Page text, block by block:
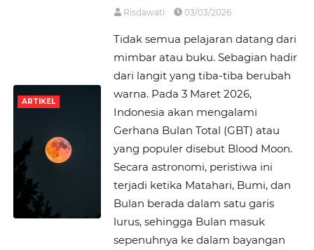
ARTIKEL
Risdawati 03/03/2026
Tidak semua pelajaran datang dari
mimbar atau buku. Sebagian hadir
dari langit yang tiba-tiba berubah
warna. Pada 3 Maret 2026,
Indonesia akan mengalami
Gerhana Bulan Total (GBT) atau
yang populer disebut Blood Moon.
Secara astronomi, peristiwa ini
terjadi ketika Matahari, Bumi, dan
Bulan berada dalam satu garis
lurus, sehingga Bulan masuk
sepenuhnya ke dalam bayangan